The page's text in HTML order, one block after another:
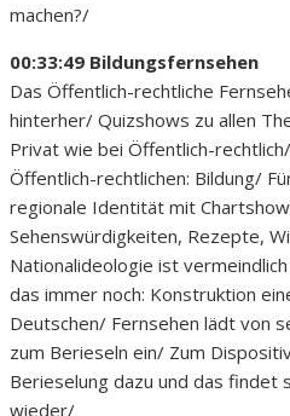
machen?/
00:33:49 Bildungsfernsehen
Das Öffentlich-rechtliche
hinterher/ Quizshows zu allen
Privat wie bei Öffentlich-
Öffentlich-rechtlichen: Bildung/
regionale Identität mit
Sehenswürdigkeiten, Rezepte,
Nationalideologie ist
das immer noch: Konstruktion
Deutschen/ Fernsehen lädt von
zum Berieseln ein/ Zum
Berieselung dazu und das findet
wieder/